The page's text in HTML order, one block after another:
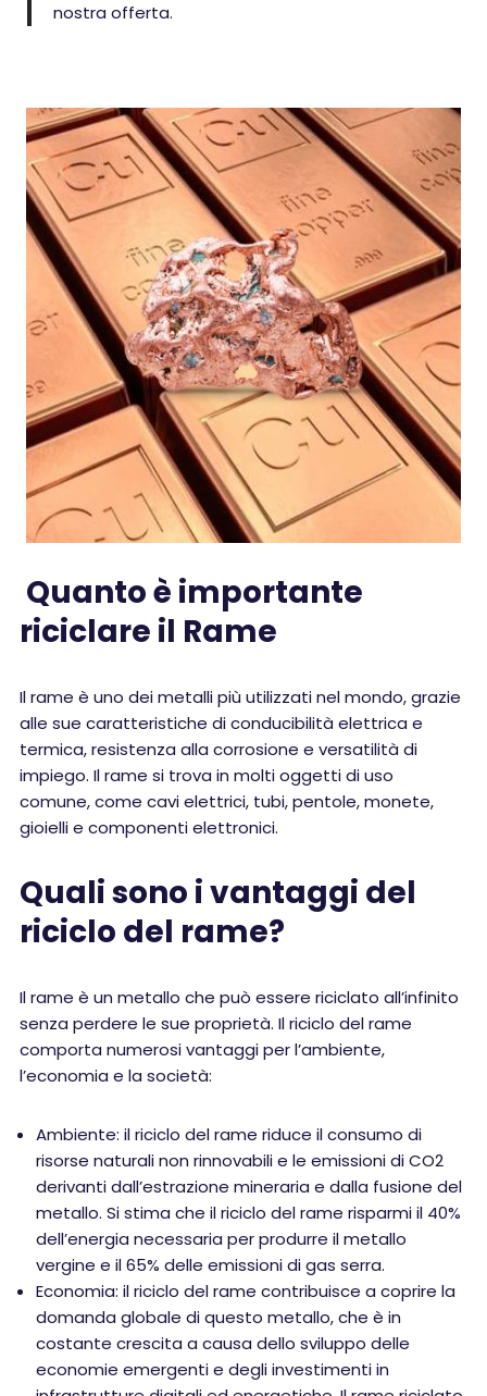
nostra offerta.
Quanto è importante
riciclare il Rame
Il rame è uno dei metalli più utilizzati nel mondo, grazie
alle sue caratteristiche di conducibilità elettrica e
termica, resistenza alla corrosione e versatilità di
impiego. Il rame si trova in molti oggetti di uso
comune, come cavi elettrici, tubi, pentole, monete,
gioielli e componenti elettronici.
Quali sono i vantaggi del
riciclo del rame?
Il rame è un metallo che può essere riciclato all’infinito
senza perdere le sue proprietà. Il riciclo del rame
comporta numerosi vantaggi per l’ambiente,
l’economia e la società:
Ambiente: il riciclo del rame riduce il consumo di
risorse naturali non rinnovabili e le emissioni di CO2
derivanti dall’estrazione mineraria e dalla fusione del
metallo. Si stima che il riciclo del rame risparmi il 40%
dell’energia necessaria per produrre il metallo
vergine e il 65% delle emissioni di gas serra.
Economia: il riciclo del rame contribuisce a coprire la
domanda globale di questo metallo, che è in
costante crescita a causa dello sviluppo delle
economie emergenti e degli investimenti in